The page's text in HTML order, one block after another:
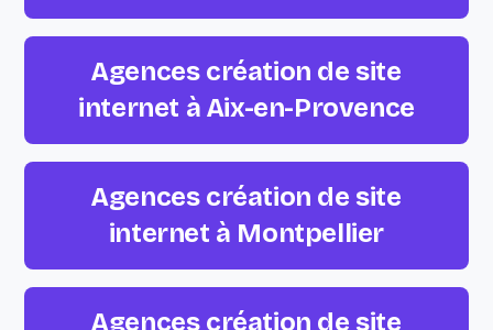
Agences création de site
internet à Aix-en-Provence
Agences création de site
internet à Montpellier
Agences création de site